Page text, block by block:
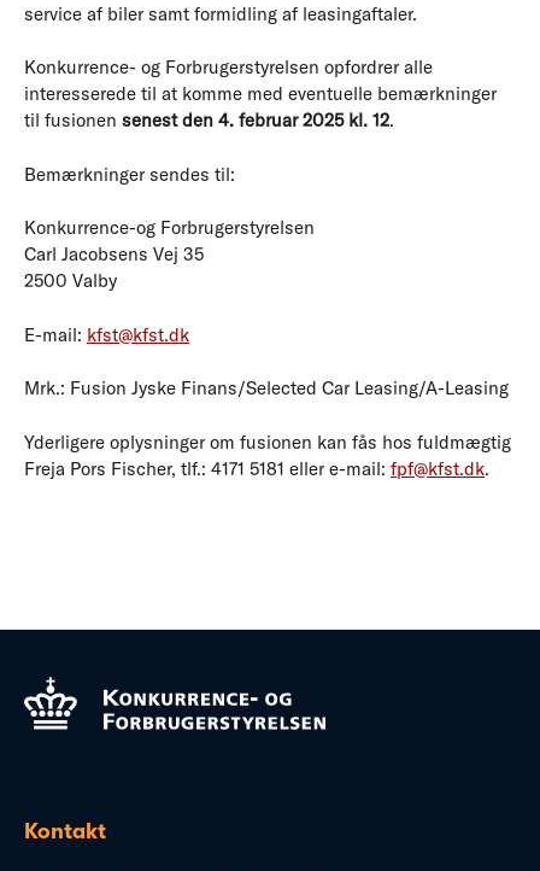
service af biler samt formidling af leasingaftaler.
Konkurrence- og Forbrugerstyrelsen opfordrer alle
interesserede til at komme med eventuelle bemærkninger
til fusionen senest den 4. februar 2025 kl. 12.
Bemærkninger sendes til:
Konkurrence-og Forbrugerstyrelsen
Carl Jacobsens Vej 35
2500 Valby
E-mail: kfst@kfst.dk
Mrk.: Fusion Jyske Finans/Selected Car Leasing/A-Leasing
Yderligere oplysninger om fusionen kan fås hos fuldmægtig
Freja Pors Fischer, tlf.: 4171 5181 eller e-mail: fpf@kfst.dk.
Kontakt